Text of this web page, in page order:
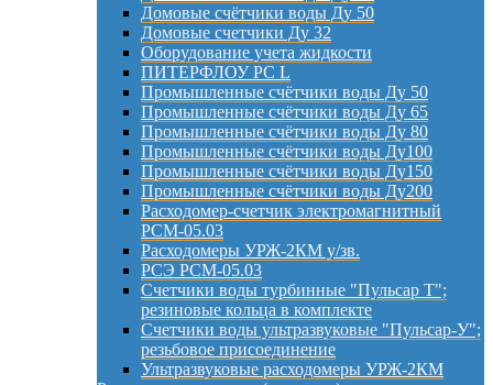
Домовые счётчики воды Ду 50
Домовые счетчики Ду 32
Оборудование учета жидкости
ПИТЕРФЛОУ РС L
Промышленные счётчики воды Ду 50
Промышленные счётчики воды Ду 65
Промышленные счётчики воды Ду 80
Промышленные счётчики воды Ду100
Промышленные счётчики воды Ду150
Промышленные счётчики воды Ду200
Расходомер-счетчик электромагнитный
РСМ-05.03
Расходомеры УРЖ-2КМ у/зв.
РСЭ РСМ-05.03
Счетчики воды турбинные "Пульсар Т";
резиновые кольца в комплекте
Счетчики воды ультразвуковые "Пульсар-У";
резьбовое присоединение
Ультразвуковые расходомеры УРЖ-2КМ